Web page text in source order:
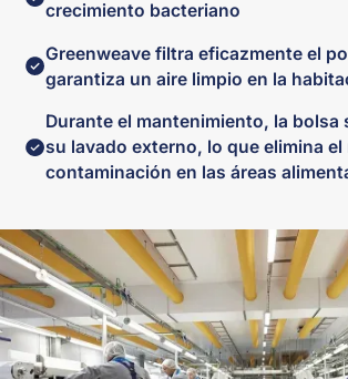
crecimiento bacteriano
Greenweave filtra eficazmente el
garantiza un aire limpio en la
Durante el mantenimiento, la bolsa
su lavado externo, lo que elimina el
contaminación en las áreas